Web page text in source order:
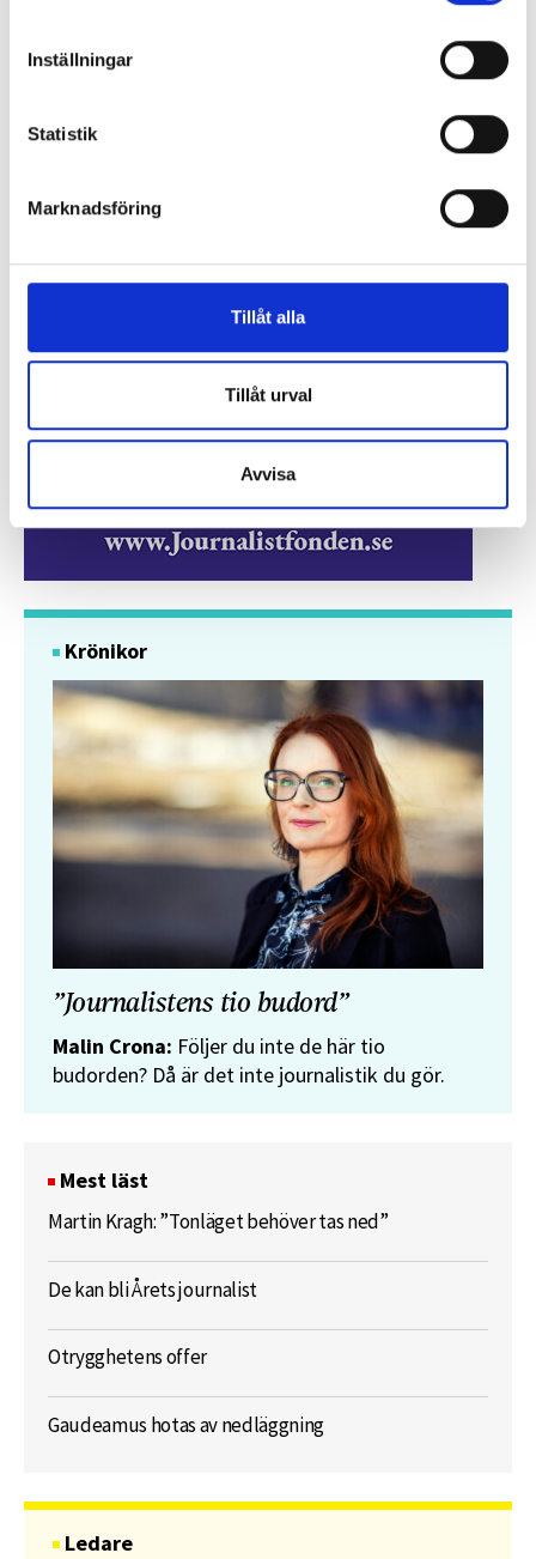
Inställningar
Statistik
Marknadsföring
Tillåt alla
Tillåt urval
Avvisa
Krönikor
”Journalistens tio budord”
Malin Crona: Följer du inte de här tio
budorden? Då är det inte journalistik du gör.
Mest läst
Martin Kragh: ”Tonläget behöver tas ned”
De kan bli Årets journalist
Otrygghetens offer
Gaudeamus hotas av nedläggning
Ledare